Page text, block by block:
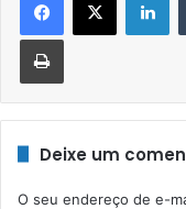
Imprimir
Deixe um
O seu endereço de e-